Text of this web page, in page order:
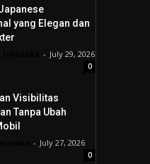
yang Elegan dan
- July 29, 2026
0
Visibilitas
Tanpa Ubah
- July 27, 2026
0